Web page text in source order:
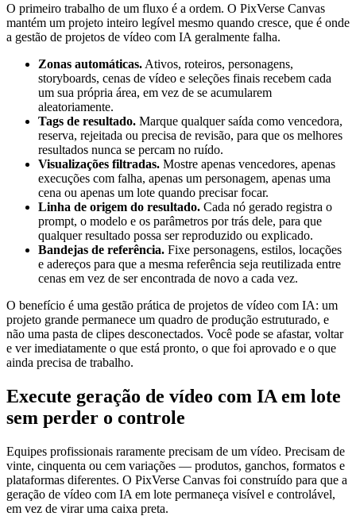
O primeiro trabalho de um fluxo é a ordem. O PixVerse Canvas
mantém um projeto inteiro legível mesmo quando cresce, que é onde
a gestão de projetos de vídeo com IA geralmente falha.
Zonas automáticas. Ativos, roteiros, personagens,
storyboards, cenas de vídeo e seleções finais recebem cada
um sua própria área, em vez de se acumularem
aleatoriamente.
Tags de resultado. Marque qualquer saída como vencedora,
reserva, rejeitada ou precisa de revisão, para que os melhores
resultados nunca se percam no ruído.
Visualizações filtradas. Mostre apenas vencedores, apenas
execuções com falha, apenas um personagem, apenas uma
cena ou apenas um lote quando precisar focar.
Linha de origem do resultado. Cada nó gerado registra o
prompt, o modelo e os parâmetros por trás dele, para que
qualquer resultado possa ser reproduzido ou explicado.
Bandejas de referência. Fixe personagens, estilos, locações
e adereços para que a mesma referência seja reutilizada entre
cenas em vez de ser encontrada de novo a cada vez.
O benefício é uma gestão prática de projetos de vídeo com IA: um
projeto grande permanece um quadro de produção estruturado, e
não uma pasta de clipes desconectados. Você pode se afastar, voltar
e ver imediatamente o que está pronto, o que foi aprovado e o que
ainda precisa de trabalho.
Execute geração de vídeo com IA em lote
sem perder o controle
Equipes profissionais raramente precisam de um vídeo. Precisam de
vinte, cinquenta ou cem variações — produtos, ganchos, formatos e
plataformas diferentes. O PixVerse Canvas foi construído para que a
geração de vídeo com IA em lote permaneça visível e controlável,
em vez de virar uma caixa preta.